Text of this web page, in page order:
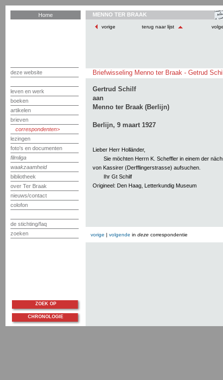
Home
deze website
leven en werk
boeken
artikelen
brieven
correspondenten
lezingen
foto's en documenten
filmliga
waakzaamheid
bibliotheek
over Ter Braak
nieuws/contact
colofon
de stichting/faq
zoeken
MENNO TER BRAAK
vorige terug naar lijst
Briefwisseling Menno ter Braak - Getrud
Gertrud Schilf
aan
Menno ter Braak (Berlijn)
Berlijn, 9 maart 1927
Lieber Herr Holländer,
Sie möchten Herrn K. Scheffler in einem der
von Kassirer (Derfflingerstrasse) aufsuchen.
Ihr Gt Schilf
Origineel: Den Haag, Letterkundig Museum
vorige | volgende in deze correspondentie
ZOEK OP
CHRONOLOGIE